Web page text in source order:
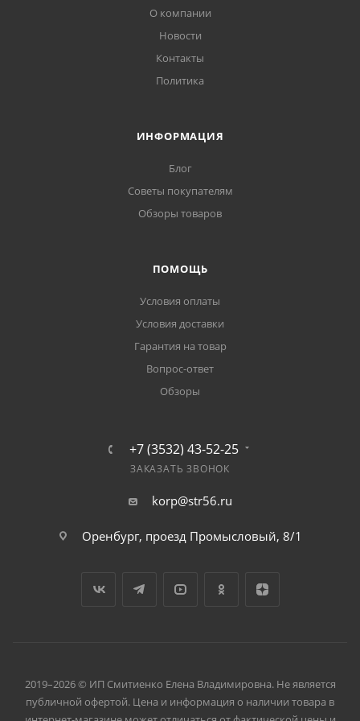
О компании
Новости
Контакты
Политика
ИНФОРМАЦИЯ
Блог
Советы покупателям
Обзоры товаров
ПОМОЩЬ
Условия оплаты
Условия доставки
Гарантия на товар
Вопрос-ответ
Обзоры
+7 (3532) 43-52-25
ЗАКАЗАТЬ ЗВОНОК
korp@str56.ru
Оренбург, проезд Промысловый, 8/1
2019–2026 © ИП Смитиенко Елена Владимировна. Не является
публичной офертой. Цена и информация о наличии товара в